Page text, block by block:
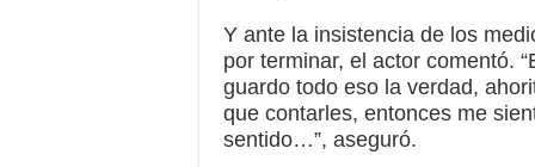
Y ante la insistencia de los
por terminar, el actor comentó.
guardo todo eso la verdad,
que contarles, entonces me
sentido…”, aseguró.